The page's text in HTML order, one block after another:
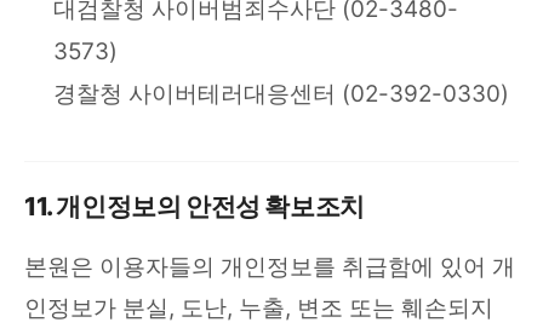
대검찰청 사이버범죄수사단 (02-3480-
3573)
경찰청 사이버테러대응센터 (02-392-0330)
11. 개인정보의 안전성 확보조치
본원은 이용자들의 개인정보를 취급함에 있어 개
인정보가 분실, 도난, 누출, 변조 또는 훼손되지